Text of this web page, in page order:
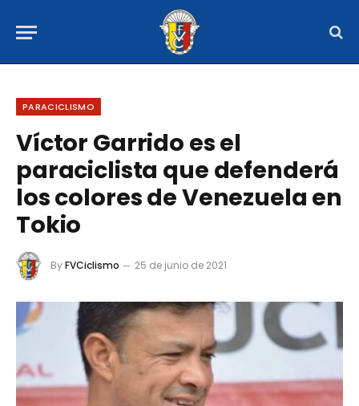
PARACICLISMO
Víctor Garrido es el
paraciclista que defenderá
los colores de Venezuela en
Tokio
ByFVCiclismo 25 de junio de 2021